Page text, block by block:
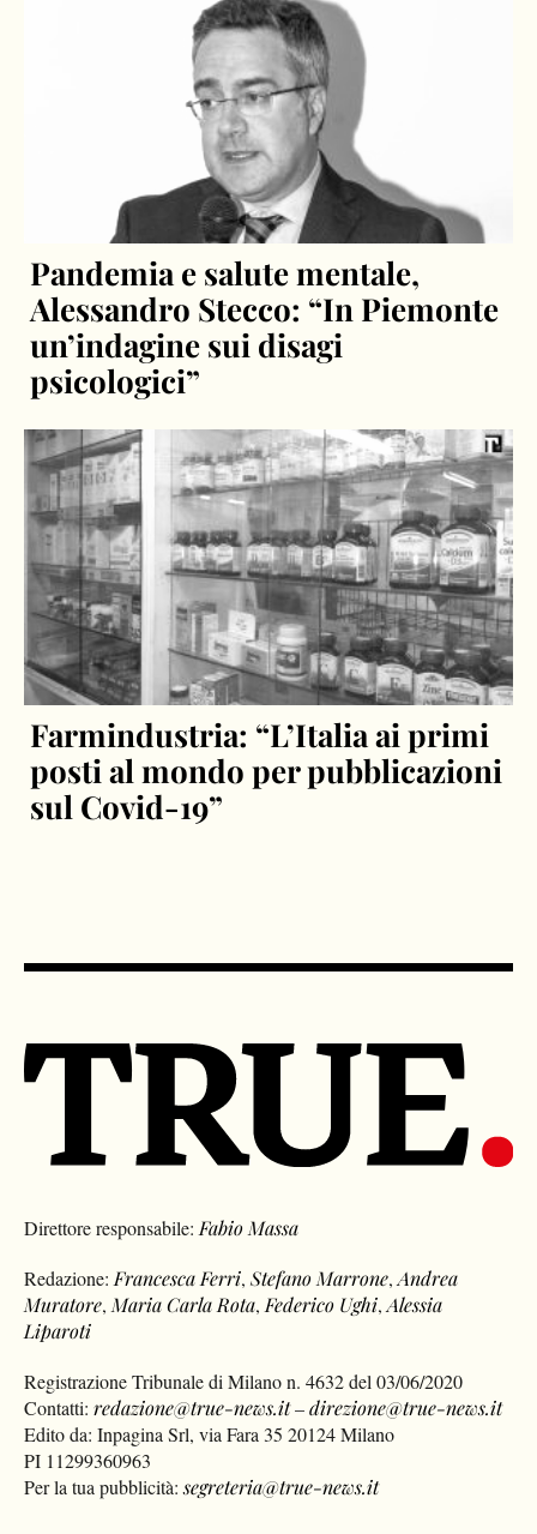
Pandemia e salute mentale,
Alessandro Stecco: “In Piemonte
un’indagine sui disagi
psicologici”
Farmindustria: “L’Italia ai primi
posti al mondo per pubblicazioni
sul Covid-19”
Direttore responsabile: Fabio Massa
Redazione: Francesca Ferri,Stefano Marrone,Andrea
Muratore, Maria Carla Rota, Federico Ughi,Alessia
Liparoti
Registrazione Tribunale di Milano n. 4632 del 03/06/2020
Contatti:redazione@true-news.it–direzione@true-news.it
Edito da: Inpagina Srl, via Fara 35 20124 Milano
PI 11299360963
Per la tua pubblicità:segreteria@true-news.it